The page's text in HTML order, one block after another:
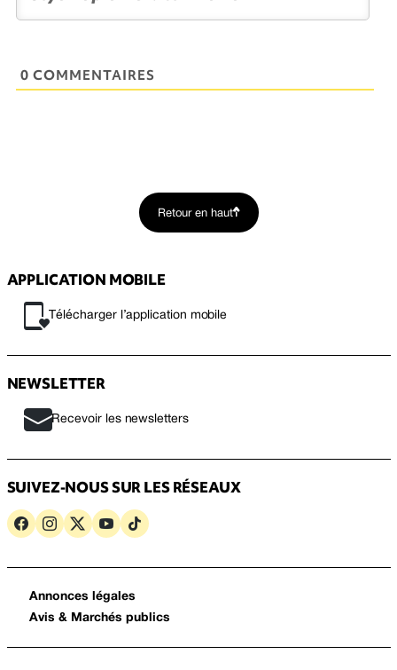
0 COMMENTAIRES
Retour en haut
APPLICATION MOBILE
Télécharger l’application mobile
NEWSLETTER
Recevoir les newsletters
SUIVEZ-NOUS SUR LES RÉSEAUX
Annonces légales
Avis & Marchés publics